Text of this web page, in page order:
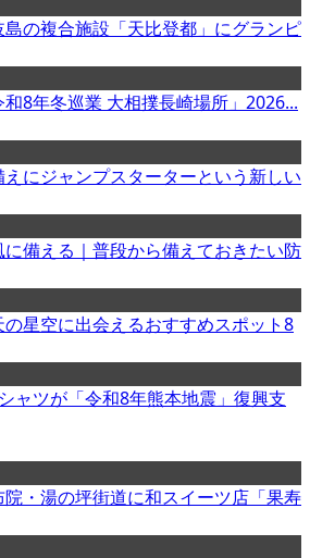
の複合施設「天比登都」にグランピ
8年冬巡業 大相撲長崎場所」2026...
えにジャンプスターターという新しい
備える｜普段から備えておきたい防
星空に出会えるおすすめスポット8
ャツが「令和8年熊本地震」復興支
院・湯の坪街道に和スイーツ店「果寿